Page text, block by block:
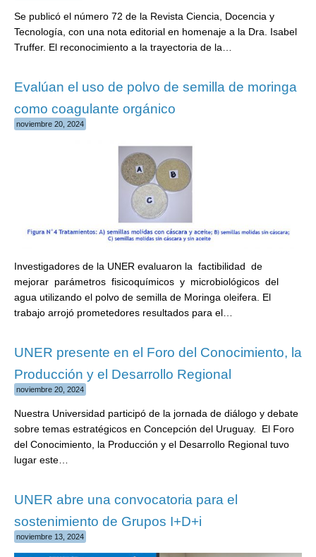
Se publicó el número 72 de la Revista Ciencia, Docencia y
Tecnología, con una nota editorial en homenaje a la Dra. Isabel
Truffer. El reconocimiento a la trayectoria de la…
Evalúan el uso de polvo de semilla de moringa
como coagulante orgánico
noviembre 20, 2024
Investigadores de la UNER evaluaron la factibilidad de
mejorar parámetros fisicoquímicos y microbiológicos del
agua utilizando el polvo de semilla de Moringa oleifera. El
trabajo arrojó prometedores resultados para el…
UNER presente en el Foro del Conocimiento, la
Producción y el Desarrollo Regional
noviembre 20, 2024
Nuestra Universidad participó de la jornada de diálogo y debate
sobre temas estratégicos en Concepción del Uruguay. El Foro
del Conocimiento, la Producción y el Desarrollo Regional tuvo
lugar este…
UNER abre una convocatoria para el
sostenimiento de Grupos I+D+i
noviembre 13, 2024